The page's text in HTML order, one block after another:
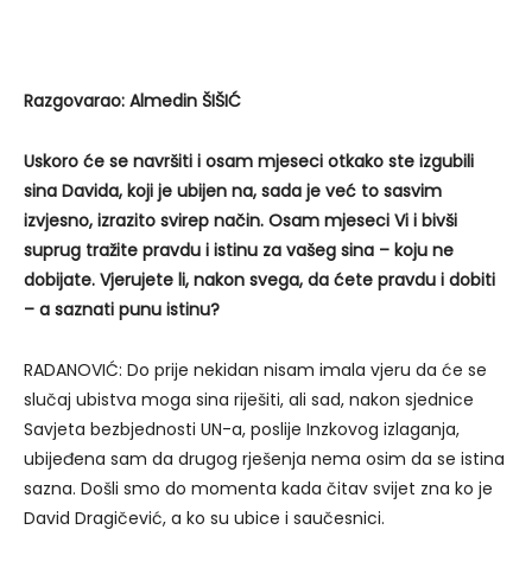
Razgovarao: Almedin ŠIŠIĆ
Uskoro će se navršiti i osam mjeseci otkako ste izgubili
sina Davida, koji je ubijen na, sada je već to sasvim
izvjesno, izrazito svirep način. Osam mjeseci Vi i bivši
suprug tražite pravdu i istinu za vašeg sina – koju ne
dobijate. Vjerujete li, nakon svega, da ćete pravdu i dobiti
– a saznati punu istinu?
RADANOVIĆ: Do prije nekidan nisam imala vjeru da će se
slučaj ubistva moga sina riješiti, ali sad, nakon sjednice
Savjeta bezbjednosti UN-a, poslije Inzkovog izlaganja,
ubijeđena sam da drugog rješenja nema osim da se istina
sazna. Došli smo do momenta kada čitav svijet zna ko je
David Dragičević, a ko su ubice i saučesnici.